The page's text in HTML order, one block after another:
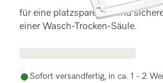
für eine platzsparende und
einer Wasch-Trocken-Säule.
Sofort versandfertig, in ca. 1 - 2